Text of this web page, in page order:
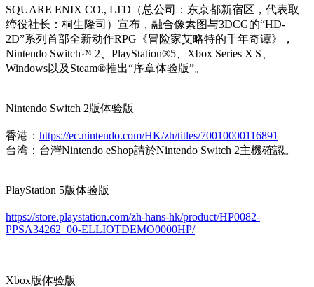
SQUARE ENIX CO., LTD（总公司：东京都新宿区，代表取
缔役社长：桐生隆司）宣布，融合像素图与3DCG的“HD-
2D”系列首部全新动作RPG《冒险家艾略特的千年奇谭》，
Nintendo Switch™ 2、PlayStation®5、Xbox Series X|S、
Windows以及Steam®推出“序章体验版”。
Nintendo Switch 2版体验版
香港： https://ec.nintendo.com/HK/zh/titles/70010000116891
台湾：台灣Nintendo eShop請於Nintendo Switch 2主機確認。
PlayStation 5版体验版
https://store.playstation.com/zh-hans-hk/product/HP0082-
PPSA34262_00-ELLIOTDEMO0000HP/
Xbox版体验版